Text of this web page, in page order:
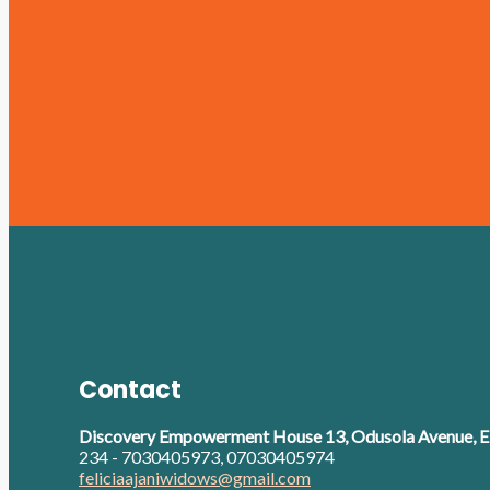
Contact
Discovery Empowerment House 13, Odusola
234 - 7030405973, 07030405974
feliciaajaniwidows@gmail.com